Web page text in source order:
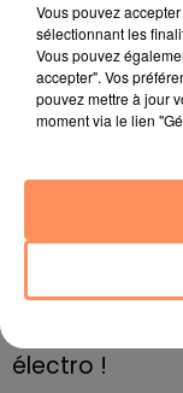
10 mai 2022
Cassis
10 mai 2022
Marseille :
Le rappeur
8 mai 2022
électro !
Vous pouvez
sélectionnant les
Vous pouvez
accepter". Vos
pouvez mettre à jour
moment via le lien